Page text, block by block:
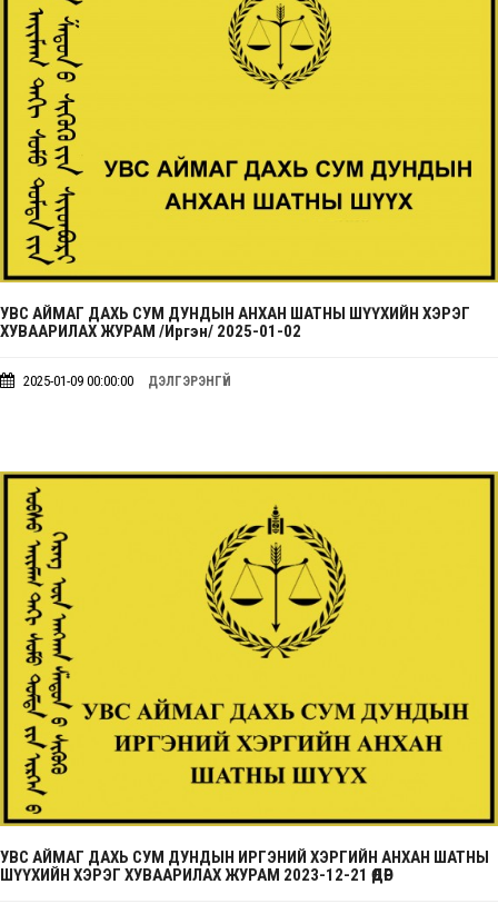
УВС АЙМАГ ДАХЬ СУМ ДУНДЫН АНХАН ШАТНЫ ШҮҮХИЙН ХЭРЭГ
ХУВААРИЛАХ ЖУРАМ /Иргэн/ 2025-01-02
2025-01-09 00:00:00 ДЭЛГЭРЭНГҮЙ
УВС АЙМАГ ДАХЬ СУМ ДУНДЫН ИРГЭНИЙ ХЭРГИЙН АНХАН ШАТНЫ
ШҮҮХИЙН ХЭРЭГ ХУВААРИЛАХ ЖУРАМ 2023-12-21 ӨДӨР